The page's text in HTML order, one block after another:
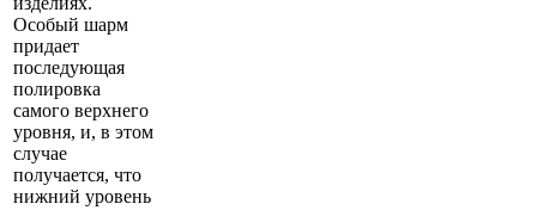
Особый шарм
придает
последующая
полировка
самого верхнего
уровня, и, в этом
случае
получается, что
нижний уровень